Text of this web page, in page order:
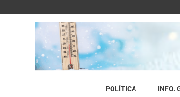
POLÍTICA INFO.